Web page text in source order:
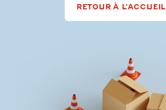
RETOUR À L'ACCUEIL